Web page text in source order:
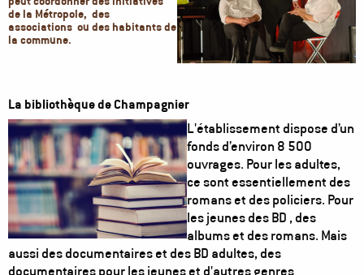
de la Métropole, des
associations ou des habitants de
la commune.
La bibliothèque de Champagnier
Image
L'établissement dispose d’un
fonds d’environ 8 500
ouvrages. Pour les adultes,
ce sont essentiellement des
romans et des policiers. Pour
les jeunes des BD , des
albums et des romans. Mais
aussi des documentaires et des BD adultes, des
documentaires pour les jeunes et d'autres genres